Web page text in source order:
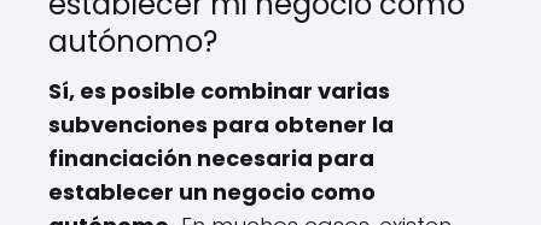
autónomo?
Sí, es posible combinar varias
subvenciones para obtener la
financiación necesaria para
establecer un negocio como